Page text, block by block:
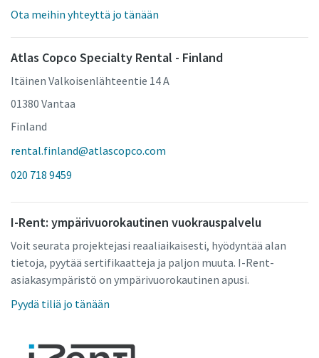
Ota meihin yhteyttä jo tänään
Atlas Copco Specialty Rental - Finland
Itäinen Valkoisenlähteentie 14 A
01380 Vantaa
Finland
rental.finland@atlascopco.com
020 718 9459
I-Rent: ympärivuorokautinen vuokrauspalvelu
Voit seurata projektejasi reaaliaikaisesti, hyödyntää alan
tietoja, pyytää sertifikaatteja ja paljon muuta. I-Rent-
asiakasympäristö on ympärivuorokautinen apusi.
Pyydä tiliä jo tänään